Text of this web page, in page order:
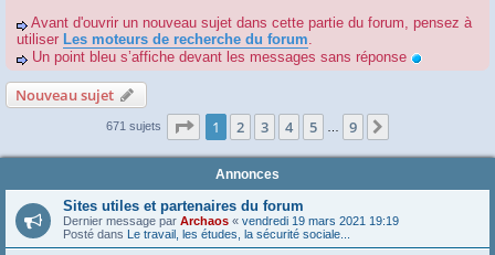
Avant d'ouvrir un nouveau sujet dans cette partie du forum, pensez à
utiliser Les moteurs de recherche du forum.
Un point bleu s’affiche devant les messages sans réponse
Nouveau sujet
671 sujets Page 1sur9
1 2 3 4 5 9
Annonces
Sites utiles et partenaires du forum
Dernier message par Archaos « vendredi 19 mars 2021 19:19
Posté dans Le travail, les études, la sécurité sociale...